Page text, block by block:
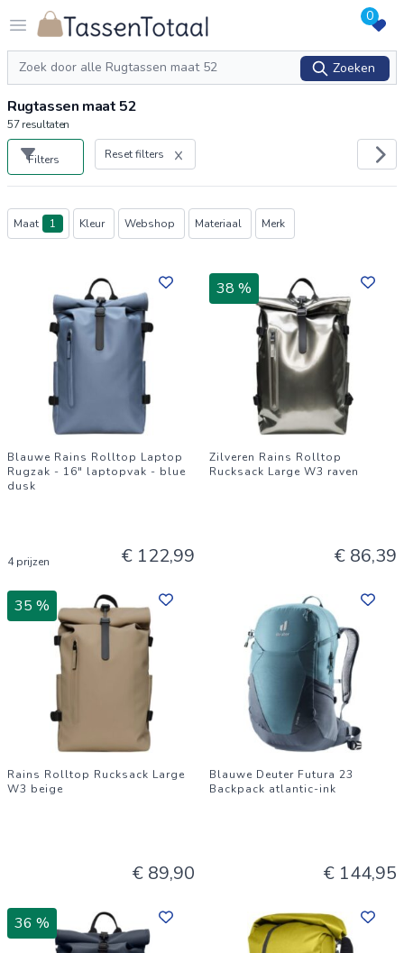
Open menu
Logo Tassentotaal.nl 0
Zoeken
Zoeken
Rugtassen maat 52
57resultaten
Filters Reset filters
Producten
Maat 1 Kleur Webshop Materiaal Merk
Blauwe Rains Rolltop Laptop
Rugzak - 16" laptopvak - blue
dusk
4 prijzen € 122,99
38 %
Zilveren Rains Rolltop
Rucksack Large W3 raven
€ 86,39
35 %
Rains Rolltop Rucksack Large
W3 beige
€ 89,90
Blauwe Deuter Futura 23
Backpack atlantic-ink
€ 144,95
36 %